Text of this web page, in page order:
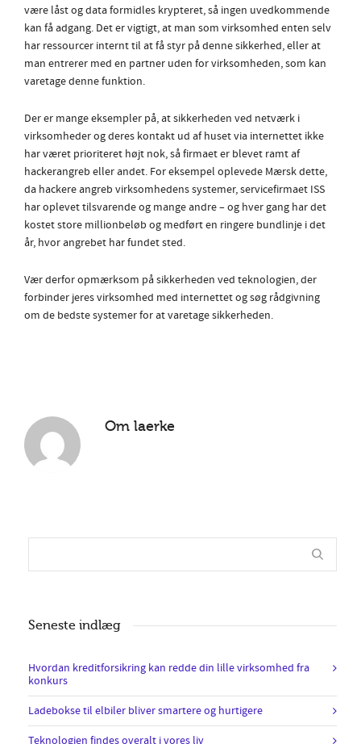
være låst og data formidles krypteret, så ingen uvedkommende
kan få adgang. Det er vigtigt, at man som virksomhed enten selv
har ressourcer internt til at få styr på denne sikkerhed, eller at
man entrerer med en partner uden for virksomheden, som kan
varetage denne funktion.
Der er mange eksempler på, at sikkerheden ved netværk i
virksomheder og deres kontakt ud af huset via internettet ikke
har været prioriteret højt nok, så firmaet er blevet ramt af
hackerangreb eller andet. For eksempel oplevede Mærsk dette,
da hackere angreb virksomhedens systemer, servicefirmaet ISS
har oplevet tilsvarende og mange andre – og hver gang har det
kostet store millionbeløb og medført en ringere bundlinje i det
år, hvor angrebet har fundet sted.
Vær derfor opmærksom på sikkerheden ved teknologien, der
forbinder jeres virksomhed med internettet og søg rådgivning
om de bedste systemer for at varetage sikkerheden.
Om laerke
Seneste indlæg
Hvordan kreditforsikring kan redde din lille virksomhed fra
konkurs
Ladebokse til elbiler bliver smartere og hurtigere
Teknologien findes overalt i vores liv